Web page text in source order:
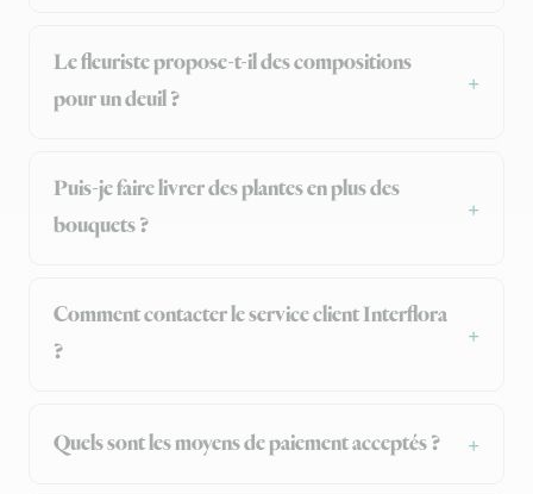
Le fleuriste propose-t-il des compositions
pour un deuil ?
Puis-je faire livrer des plantes en plus des
bouquets ?
Comment contacter le service client Interflora
?
Quels sont les moyens de paiement acceptés ?